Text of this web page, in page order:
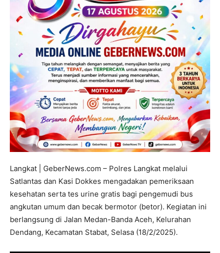
Langkat | GeberNews.com – Polres Langkat melalui
Satlantas dan Kasi Dokkes mengadakan pemeriksaan
kesehatan serta tes urine gratis bagi pengemudi bus
angkutan umum dan becak bermotor (betor). Kegiatan ini
berlangsung di Jalan Medan-Banda Aceh, Kelurahan
Dendang, Kecamatan Stabat, Selasa (18/2/2025).